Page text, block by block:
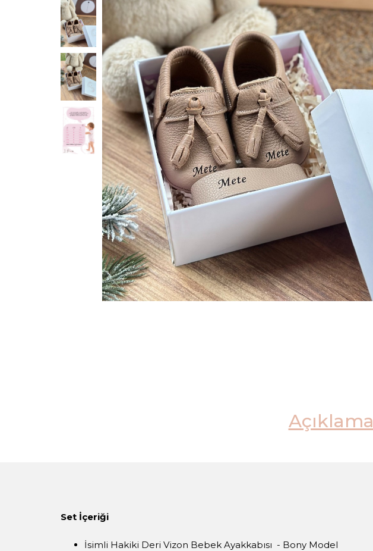
Açıklama
Set İçeriği
İsimli Hakiki Deri Vizon Bebek Ayakkabısı - Bony Model